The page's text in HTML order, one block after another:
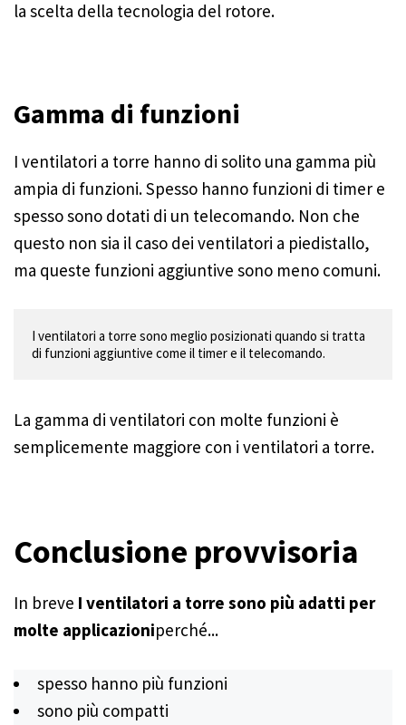
la scelta della tecnologia del rotore.
Gamma di funzioni
I ventilatori a torre hanno di solito una gamma più
ampia di funzioni. Spesso hanno funzioni di timer e
spesso sono dotati di un telecomando. Non che
questo non sia il caso dei ventilatori a piedistallo,
ma queste funzioni aggiuntive sono meno comuni.
I ventilatori a torre sono meglio posizionati quando si tratta
La gamma di ventilatori con molte funzioni è
semplicemente maggiore con i ventilatori a torre.
Conclusione provvisoria
In breve I ventilatori a torre sono più adatti per
molte applicazioniperché...
spesso hanno più funzioni
sono più compatti